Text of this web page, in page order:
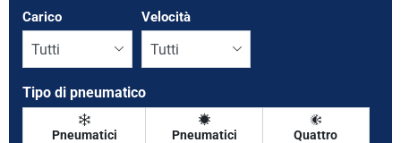
Carico Velocità
Tipo di pneumatico
Pneumatici
Pneumatici
Quattro